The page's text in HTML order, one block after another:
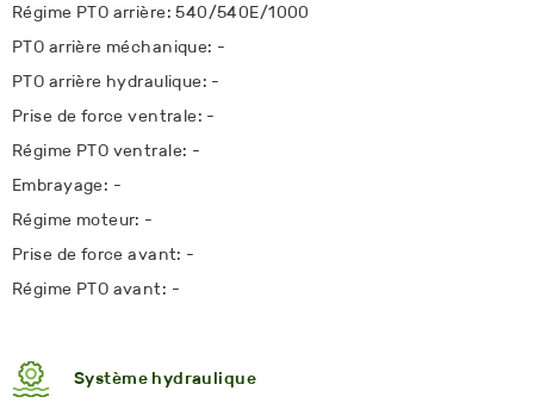
Régime PTO arrière: 540/540E/1000
PTO arrière méchanique: -
PTO arrière hydraulique: -
Prise de force ventrale: -
Régime PTO ventrale: -
Embrayage: -
Régime moteur: -
Prise de force avant: -
Régime PTO avant: -
Système hydraulique